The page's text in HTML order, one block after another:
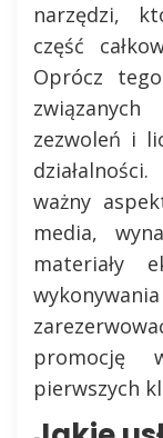
narzędzi,
część
Oprócz
zezwoleń i
ważny
media,
materiały
promocję
pierwszych